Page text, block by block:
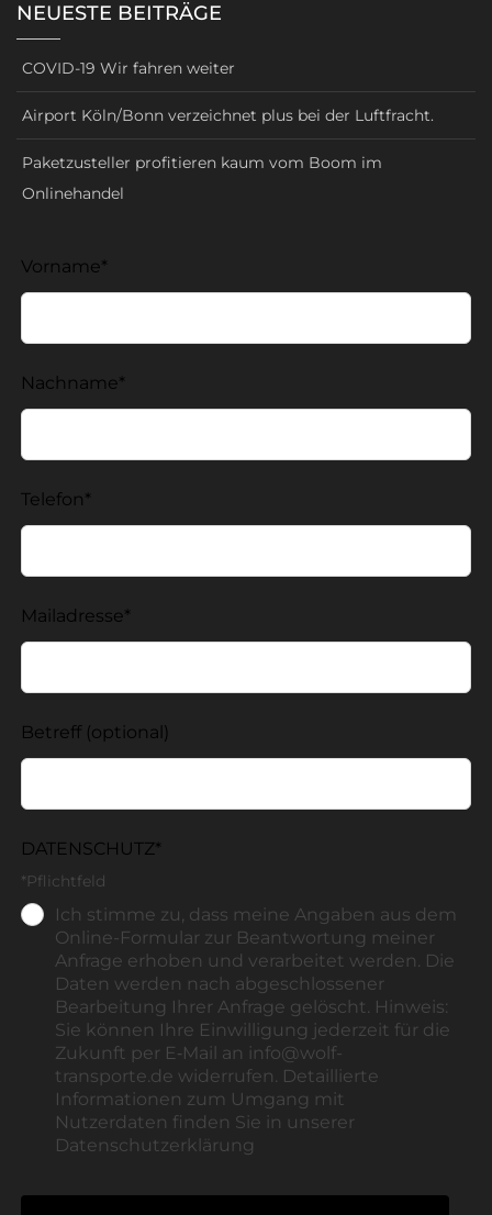
NEUESTE BEITRÄGE
COVID-19 Wir fahren weiter
Airport Köln/Bonn verzeichnet plus bei der Luftfracht.
Paketzusteller profitieren kaum vom Boom im
Onlinehandel
Lass
Vorname*
Nachname*
Telefon*
Mailadresse*
Betreff (optional)
DATENSCHUTZ*
*Pflichtfeld
Ich stimme zu, dass meine Angaben aus dem
Online-Formular zur Beantwortung meiner
Anfrage erhoben und verarbeitet werden. Die
Daten werden nach abgeschlossener
Bearbeitung Ihrer Anfrage gelöscht. Hinweis:
Sie können Ihre Einwilligung jederzeit für die
Zukunft per E‑Mail an info@wolf-
transporte.de widerrufen. Detaillierte
Informationen zum Umgang mit
Nutzerdaten finden Sie in unserer
Datenschutzerklärung